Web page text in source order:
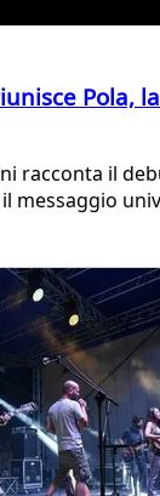
Pola,
racconta il
messaggio